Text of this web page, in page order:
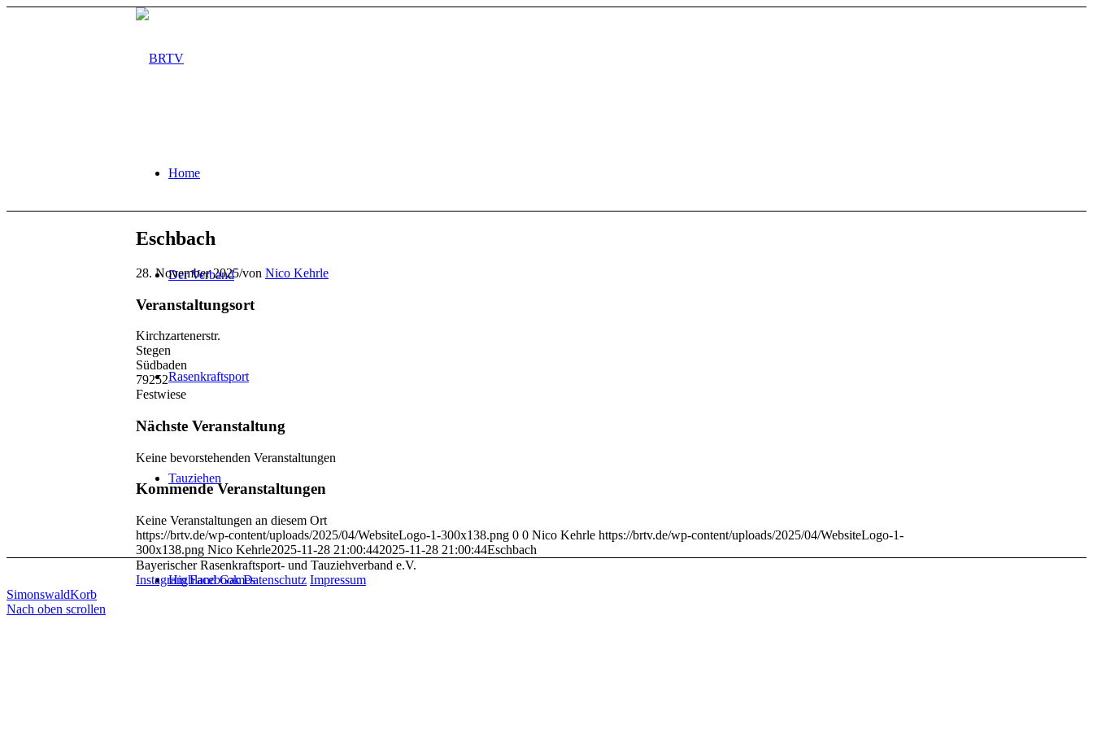
Home
Der Verband
Rasenkraftsport
Tauziehen
Highland Games
Eschbach
28. November 2025/von Nico Kehrle
Veranstaltungsort
Kirchzartenerstr.
Stegen
Südbaden
79252
Festwiese
Nächste Veranstaltung
Keine bevorstehenden Veranstaltungen
Kommende Veranstaltungen
Keine Veranstaltungen an diesem Ort
https://brtv.de/wp-content/uploads/2025/04/WebsiteLogo-1-300x138.png 0 0 Nico Kehrle https://brtv.de/wp-content/uploads/2025/04/WebsiteLogo-1-
300x138.png Nico Kehrle2025-11-28 21:00:442025-11-28 21:00:44Eschbach
Bayerischer Rasenkraftsport- und Tauziehverband e.V.
Instagram Facebook Datenschutz Impressum
SimonswaldKorb
Nach oben scrollen